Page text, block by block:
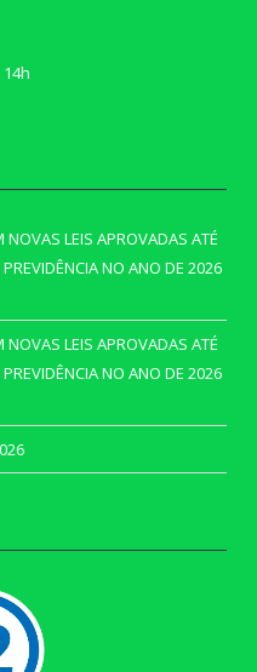
LEIS APROVADAS ATÉ
NO ANO DE 2026
LEIS APROVADAS ATÉ
NO ANO DE 2026